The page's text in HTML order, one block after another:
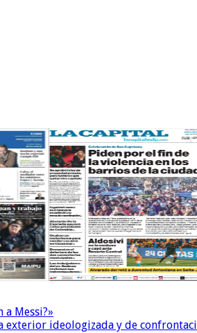
Messi?»
exterior ideologizada y de